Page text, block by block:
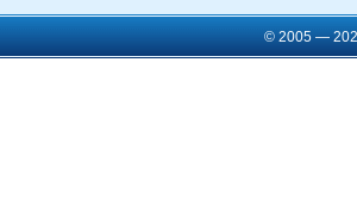
© 2005 —